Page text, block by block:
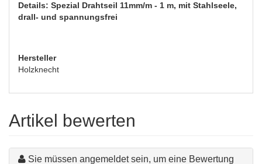
Details: Spezial Drahtseil 11mm/m - 1 m, mit Stahlseele,
drall- und spannungsfrei
Hersteller
Holzknecht
Artikel bewerten
Sie müssen angemeldet sein, um eine Bewertung